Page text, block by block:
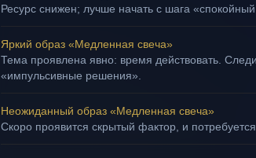
Ресурс снижен; лучше начать с шага «спокойный
Яркий образ «Медленная свеча»
Тема проявлена явно: время действовать.
«импульсивные решения».
Неожиданный образ «Медленная свеча»
Скоро проявится скрытый фактор, и потребуется